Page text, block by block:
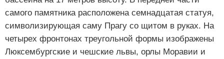
самого памятника расположена семнадцатая статуя,
символизирующая саму Прагу со щитом в руках. На
четырех фронтонах треугольной формы изображены
Люксембургские и чешские львы, орлы Моравии и